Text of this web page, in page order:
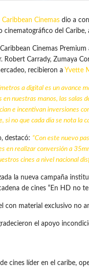
Caribbean Cinemas dio a
cinematográfico del
Cinemas
Robert Carrady, Zumaya
recibieron a Yvette
a digital es un avance
nuestras manos, las salas
e incentivan inversiones
no que cada día se nota la
destacó: “Con este nuevo
en realizar conversión a
cines a nivel nacional
la nueva campaña
de cines “En HD no
con material exclusivo no
el apoyo
cines líder en el caribe,